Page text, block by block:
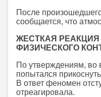
После
сообщается, что
ЖЕСТКАЯ
ФИЗИЧЕСКОГО
По утверждениям, во
попытался
В ответ феномен
отреагировала.